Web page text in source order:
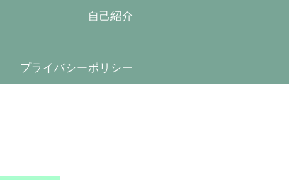
自己紹介
プライバシーポリシー